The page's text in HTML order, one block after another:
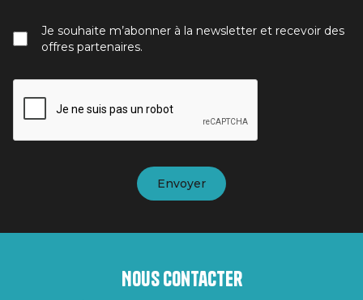
Je souhaite m’abonner à la newsletter et recevoir des
offres partenaires.
Nous contacter